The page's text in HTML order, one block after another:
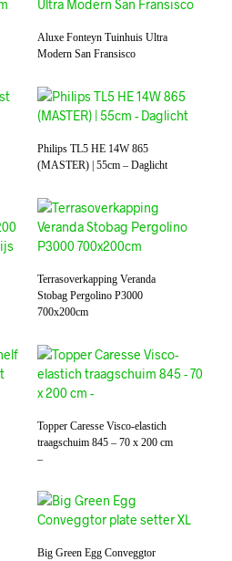
Aluxe Fonteyn Tuinhuis Ultra
Modern San Fransisco
Philips TL5 HE 14W 865
(MASTER) | 55cm – Daglicht
Terrasoverkapping Veranda
Stobag Pergolino P3000
700x200cm
Topper Caresse Visco-elastich
traagschuim 845 – 70 x 200 cm
–
Big Green Egg Conveggtor